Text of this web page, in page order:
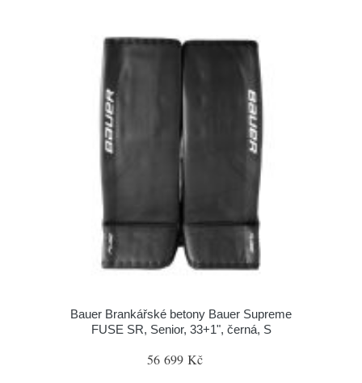
Bauer Brankářské betony Bauer Supreme
FUSE SR, Senior, 33+1", černá, S
56 699 Kč